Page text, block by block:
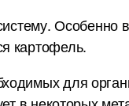
картофель.
для